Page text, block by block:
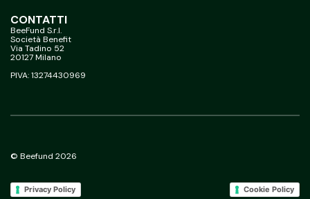
CONTATTI
BeeFund S.r.l.
Società Benefit
Via Tadino 52
20127 Milano
PIVA: 13274430969
© Beefund 2026
Privacy Policy Cookie Policy